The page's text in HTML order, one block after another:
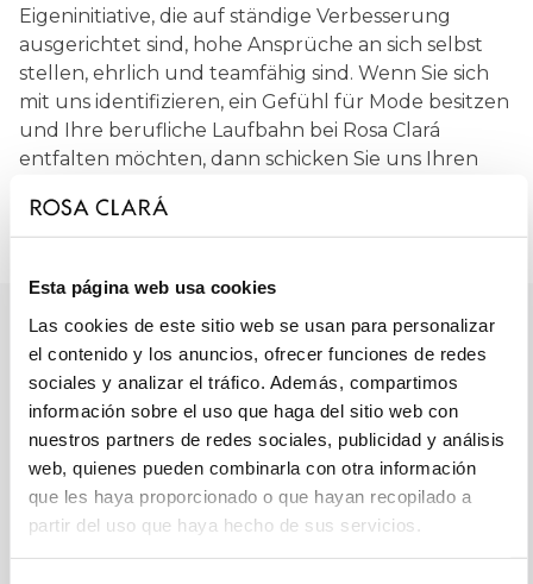
Esta página web usa cookies
Las cookies de este sitio web se usan para personalizar
el contenido y los anuncios, ofrecer funciones de redes
sociales y analizar el tráfico. Además, compartimos
información sobre el uso que haga del sitio web con
nuestros partners de redes sociales, publicidad y análisis
web, quienes pueden combinarla con otra información
que les haya proporcionado o que hayan recopilado a
partir del uso que haya hecho de sus servicios.
Eigeninitiative, die auf ständige Verbesserung
ausgerichtet sind, hohe Ansprüche an sich selbst
stellen, ehrlich und teamfähig sind. Wenn Sie sich
mit uns identifizieren, ein Gefühl für Mode besitzen
und Ihre berufliche Laufbahn bei Rosa Clará
entfalten möchten, dann schicken Sie uns Ihren